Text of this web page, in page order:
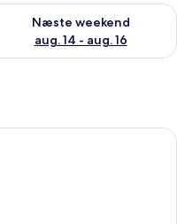
aug. 7 - aug. 9
Næste weekend
aug. 14 - aug. 16
tilgængelighed for næste
med en